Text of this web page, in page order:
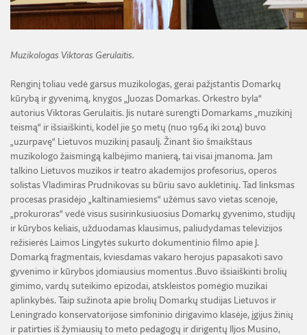
Muzikologas Viktoras Gerulaitis.
Renginį toliau vedė garsus muzikologas, gerai pažįstantis Domarkų
kūrybą ir gyvenimą, knygos „Juozas Domarkas. Orkestro byla“
autorius Viktoras Gerulaitis. Jis nutarė surengti Domarkams „muzikinį
teismą“ ir išsiaiškinti, kodėl jie 50 metų (nuo 1964 iki 2014) buvo
„uzurpavę“ Lietuvos muzikinį pasaulį. Žinant šio šmaikštaus
muzikologo žaismingą kalbėjimo manierą, tai visai įmanoma. Jam
talkino Lietuvos muzikos ir teatro akademijos profesorius, operos
solistas Vladimiras Prudnikovas su būriu savo auklėtinių. Tad linksmas
procesas prasidėjo „kaltinamiesiems“ užėmus savo vietas scenoje,
„prokuroras“ vedė visus susirinkusiuosius Domarkų gyvenimo, studijų
ir kūrybos keliais, užduodamas klausimus, paliudydamas televizijos
režisierės Laimos Lingytės sukurto dokumentinio filmo apie J.
Domarką fragmentais, kviesdamas vakaro herojus papasakoti savo
gyvenimo ir kūrybos įdomiausius momentus .Buvo išsiaiškinti brolių
gimimo, vardų suteikimo epizodai, atskleistos pomėgio muzikai
aplinkybės. Taip sužinota apie brolių Domarkų studijas Lietuvos ir
Leningrado konservatorijose simfoninio dirigavimo klasėje, įgijus žinių
ir patirties iš žymiausių to meto pedagogų ir dirigentų Iljos Musino,